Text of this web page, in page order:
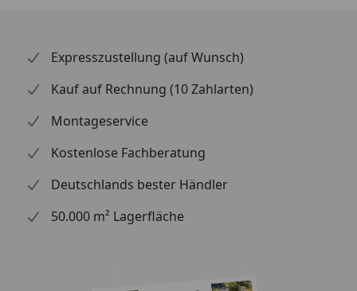
für den Autosicherheitsgurt vorhanden, was die
Produktfakten: - Marke: TRIXIE - Produkttyp:
Katzen bis 6 kg - Material: Kunststoff - Maße: 32 × 31 ×
48 cm - Gewicht: 1,2 kg Fazit: Diese Transportbox
Design.
Expresszustellung (auf Wunsch)
Kauf auf Rechnung (10 Zahlarten)
Montageservice
Kostenlose Fachberatung
Deutschlands bester Händler
50.000 m² Lagerfläche